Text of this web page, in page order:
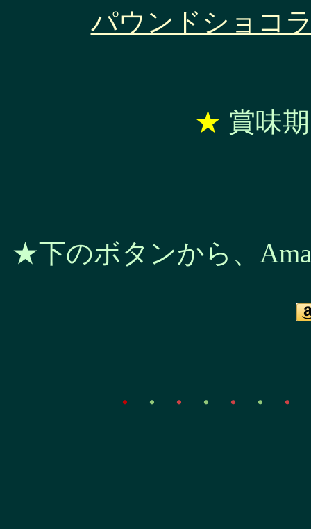
パウンドショコ
★ 賞味
★下のボタンから、
・ ・ ・ ・ ・ ・ ・